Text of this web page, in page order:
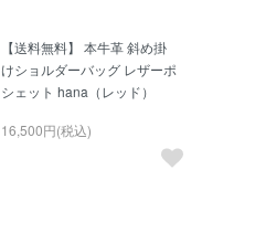
【送料無料】 本牛革 斜め掛
けショルダーバッグ レザーポ
シェット hana（レッド）
16,500円(税込)